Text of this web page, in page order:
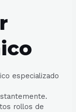
especializado
rollos de